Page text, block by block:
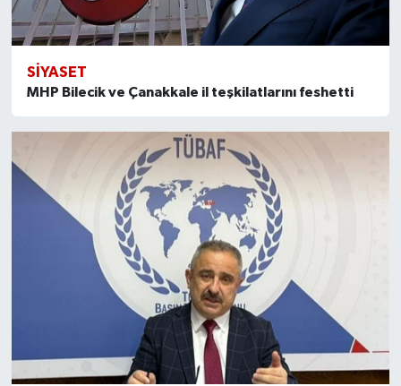
SİYASET
MHP Bilecik ve Çanakkale il teşkilatlarını feshetti